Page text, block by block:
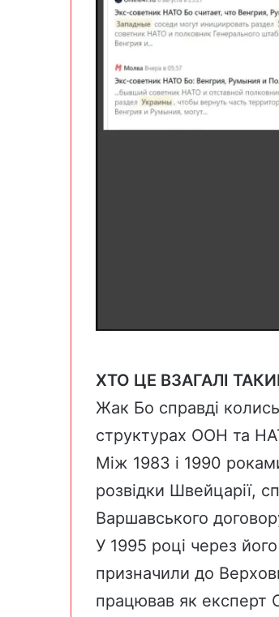
ХТО ЦЕ ВЗАГАЛІ
Жак Бо справді
структурах ООН та
Між 1983 і 1990
розвідки Швейцарії,
Варшавського
У 1995 році через
призначили до
працював як експерт